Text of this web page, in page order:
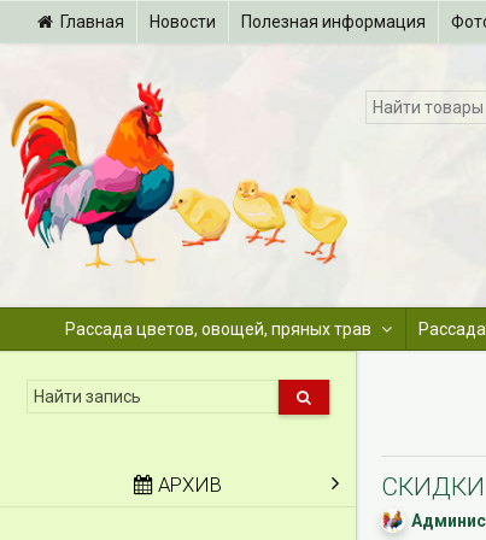
Главная Новости Полезная информация
Рассада цветов, овощей, пряных трав
АРХИВ СКИДКИ